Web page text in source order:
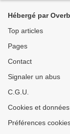
Hébergé par
Top articles
Pages
Contact
Signaler un abus
C.G.U.
Cookies et
Préférences